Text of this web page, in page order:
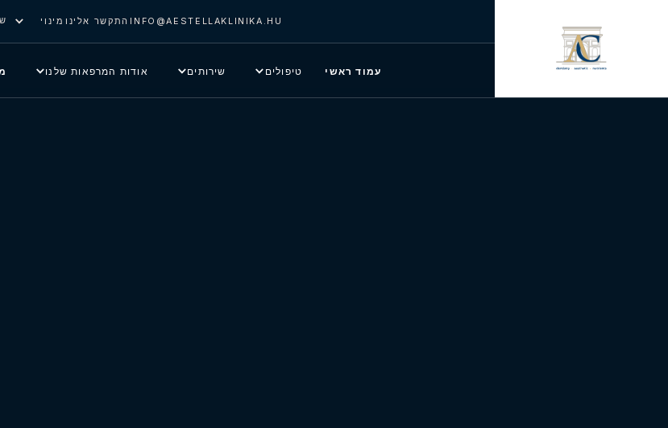
INFO@AESTELLAKLINIKA.HU התקשר אלינו מינוי
עמוד ראשי טיפולים שירותים אודות המרפאות שלנו